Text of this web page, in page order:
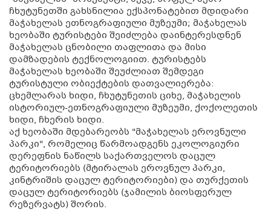
ჩხუტუნეთში გახსნილია ექსპონატებით მდიდარი
მაჭახელას ეთნოგრაფიული მუზეუმი; მაჭახელას
ხეობაში ტურისტები შეიძლება დაინტერესდნენ
მაჭახელას ცნობილი თაფლითა და მისი
დამზადების ტექნოლოგიით. ტურისტებს
მაჭახელას ხეობაში შეუძლიათ შემდეგი
ტურისტული ობიექტების დათვალიერება:
ცხემლარას ხიდი, ჩხუტუნეთის ციხე, მაჭახელის
ისტორიულ-ეთნოგრაფიული მუზეუმი, ქოქოლეთის
ხიდი, ჩხერის ხიდი.
აქ ხეობაში მდებარეობს "მაჭახელას ეროვნული
პარკი", რომელიც წარმოადგენს ეკოლოგიური
დერეფნის ნაწილს საქართველოს დაცულ
ტერიტორიებს (მტირალას ეროვნულ პარკი,
კინტრიშის დაცულ ტერიტორიები) და თურქეთის
დაცულ ტერიტორიებს (ჯამილის ბიოსფერულ
რეზერვატს) შორის.